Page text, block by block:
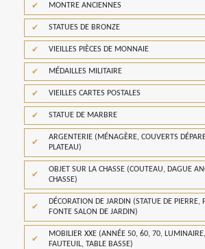
MONTRE ANCIENNES
STATUES DE BRONZE
VIEILLES PIÈCES DE MONNAIE
MÉDAILLES MILITAIRE
VIEILLES CARTES POSTALES
STATUE DE MARBRE
ARGENTERIE (MÉNAGÈRE, COUVERTS
PLATEAU)
OBJET SUR LA CHASSE (COUTEAU, DAGUE
CHASSE)
DÉCORATION DE JARDIN (STATUE DE PIERRE,
FONTE SALON DE JARDIN)
MOBILIER XXE (ANNÉE 50, 60, 70,
FAUTEUIL, TABLE BASSE)